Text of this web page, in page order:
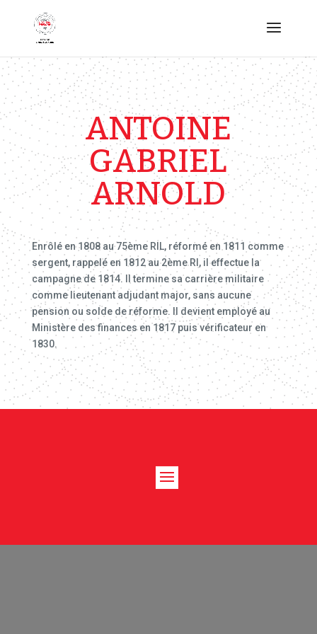
ANTOINE
GABRIEL
ARNOLD
Enrôlé en 1808 au 75ème RIL, réformé en 1811 comme
sergent, rappelé en 1812 au 2ème RI, il effectue la
campagne de 1814. Il termine sa carrière militaire
comme lieutenant adjudant major, sans aucune
pension ou solde de réforme. Il devient employé au
Ministère des finances en 1817 puis vérificateur en
1830.